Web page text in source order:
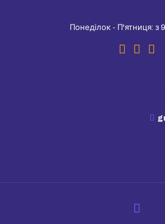
Понеділок - П'ятниця: з